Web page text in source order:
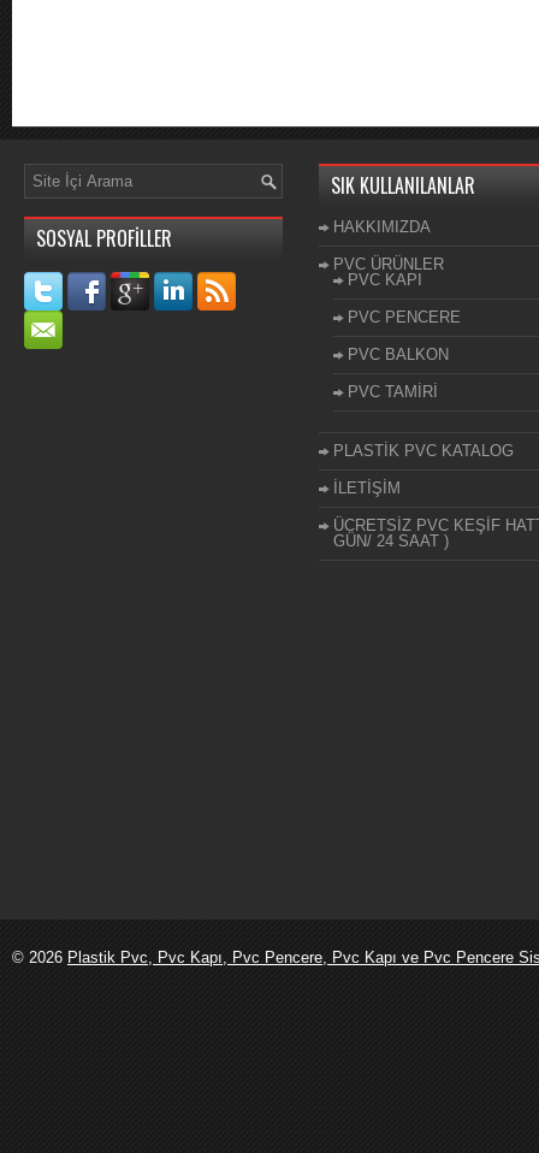
SOSYAL PROFİLLER
SIK KULLANILANLAR
HAKKIMIZDA
PVC ÜRÜNLER
PVC KAPI
PVC PENCERE
PVC BALKON
PVC TAMİRİ
PLASTİK PVC KATALOG
İLETİŞİM
ÜCRETSİZ PVC KEŞİF
GÜN/ 24 SAAT )
© 2026 Plastik Pvc, Pvc Kapı, Pvc Pencere, Pvc Kapı ve Pvc Pencere